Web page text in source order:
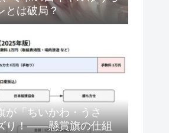
とは破局？
が「ちいかわ・うさ
り！——懸賞旗の仕組